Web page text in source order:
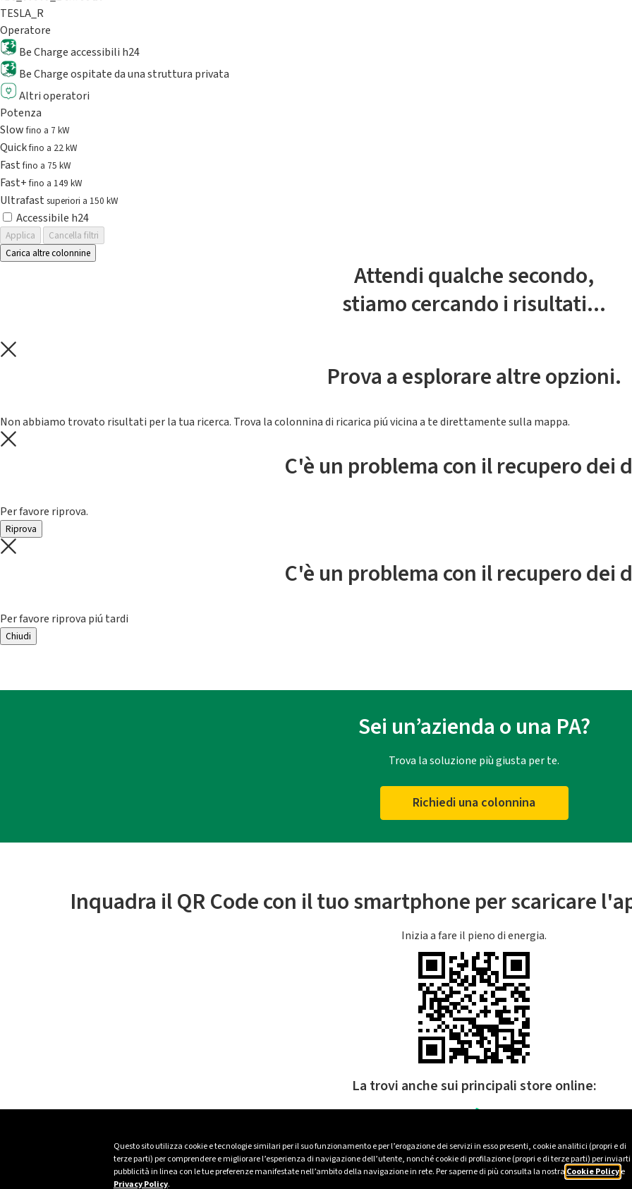
Questo sito utilizza cookie e tecnologie similari per il suo funzionamento e per l’erogazione dei servizi in esso presenti, cookie analitici (propri e di
terze parti) per comprendere e migliorare l’esperienza di navigazione dell’utente, nonché cookie di profilazione (propri e di terze parti) per inviarti
pubblicità in linea con le tue preferenze manifestate nell’ambito della navigazione in rete. Per saperne di più consulta la nostra Cookie Policye
Privacy Policy.
TESLA_R
Operatore
Be Charge accessibili h24
Be Charge ospitate da una struttura privata
Altri operatori
Potenza
Slowfino a 7 kW
Quickfino a 22 kW
Fastfino a 75 kW
Fast+fino a 149 kW
Ultrafast superiori a 150 kW
Accessibile h24
Applica
Cancella filtri
Carica altre colonnine
Attendi qualche secondo,
stiamo cercando i risultati...
Prova a esplorare altre opzioni.
Non abbiamo trovato risultati per la tua ricerca. Trova la colonnina di ricarica piú vicina a te direttamente sulla mappa.
C'è un problema con il recupero dei
Per favore riprova.
Riprova
C'è un problema con il recupero dei
Per favore riprova piú tardi
Chiudi
Sei un’azienda o una PA?
Trova la soluzione più giusta per te.
Richiedi una colonnina
Inquadra il QR Code con il tuo smartphone per scaricare
Inizia a fare il pieno di energia.
La trovi anche sui principali store online: